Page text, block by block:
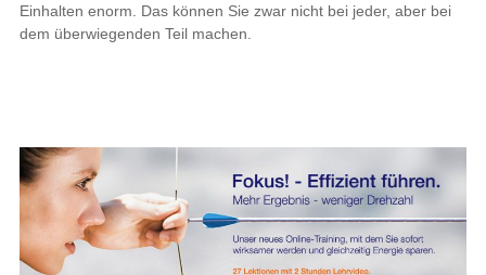
Einhalten enorm. Das können Sie zwar nicht bei jeder, aber bei
dem überwiegenden Teil machen.